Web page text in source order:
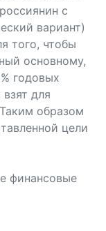
с
вариант)
того, чтобы
основному,
годовых
для
образом
цели
финансовые